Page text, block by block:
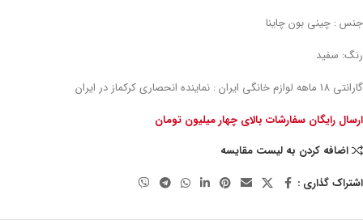
جنس : چینی بون چاینا
رنگ: سفید
گارانتی 18 ماهه لوازم خانگی ایران : نماینده انحصاری کرکماز در ایران
ارسال رایگان سفارشات بالای چهار میلیون تومان
اضافه کردن به لیست مقایسه
اشتراک گذاری :